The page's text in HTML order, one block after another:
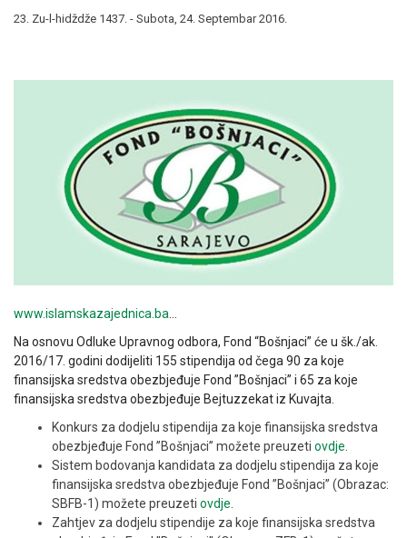
23. Zu-l-hidždže 1437. - Subota, 24. Septembar 2016.
www.islamskazajednica.ba
Na osnovu Odluke Upravnog odbora, Fond “Bošnjaci” će u šk./ak.
2016/17. godini dodijeliti 155 stipendija od čega 90 za koje
finansijska sredstva obezbjeđuje Fond ”Bošnjaci” i 65 za koje
finansijska sredstva obezbjeđuje Bejtuzzekat iz Kuvajta.
Konkurs za dodjelu stipendija za koje finansijska sredstva
obezbjeđuje Fond ”Bošnjaci” možete preuzeti ovdje
Sistem bodovanja kandidata za dodjelu stipendija za koje
finansijska sredstva obezbjeđuje Fond ”Bošnjaci” (Obrazac:
SBFB-1) možete preuzeti ovdje
Zahtjev za dodjelu stipendije za koje finansijska sredstva